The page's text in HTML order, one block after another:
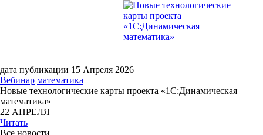
дата публикации 15 Апреля 2026
Вебинар математика
Новые технологические карты проекта «1С:Динамическая
математика»
22 АПРЕЛЯ
Читать
Все новости